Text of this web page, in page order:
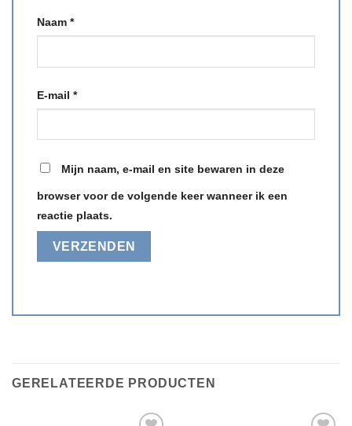
Naam *
E-mail *
Mijn naam, e-mail en site bewaren in deze
browser voor de volgende keer wanneer ik een
reactie plaats.
GERELATEERDE PRODUCTEN